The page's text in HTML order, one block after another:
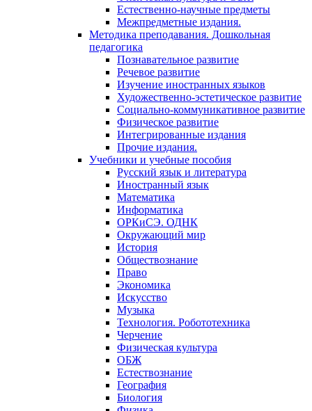
Естественно-научные предметы
Межпредметные издания.
Методика преподавания. Дошкольная
педагогика
Познавательное развитие
Речевое развитие
Изучение иностранных языков
Художественно-эстетическое развитие
Социально-коммуникативное развитие
Физическое развитие
Интегрированные издания
Прочие издания.
Учебники и учебные пособия
Русский язык и литература
Иностранный язык
Математика
Информатика
ОРКиСЭ. ОДНК
Окружающий мир
История
Обществознание
Право
Экономика
Искусство
Музыка
Технология. Робототехника
Черчение
Физическая культура
ОБЖ
Естествознание
География
Биология